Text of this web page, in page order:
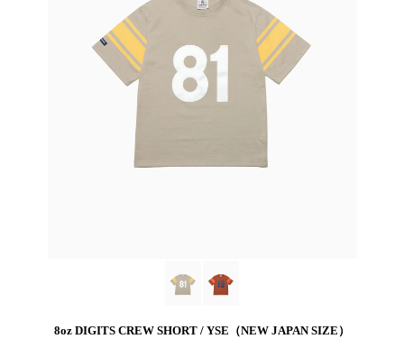
8oz DIGITS CREW SHORT / YSE（NEW JAPAN SIZE）